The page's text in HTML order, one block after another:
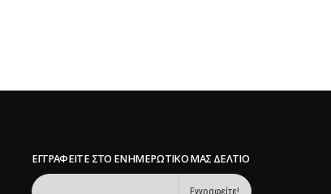
ΕΓΓΡΑΦΕΊΤΕ ΣΤΟ ΕΝΗΜΕΡΩΤΙΚΌ ΜΑΣ ΔΕΛΤΊΟ